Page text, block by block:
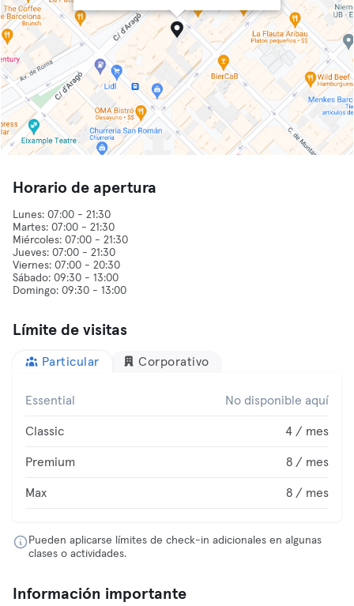
Horario de apertura
Lunes: 07:00 - 21:30
Martes: 07:00 - 21:30
Miércoles: 07:00 - 21:30
Jueves: 07:00 - 21:30
Viernes: 07:00 - 20:30
Sábado: 09:30 - 13:00
Límite de visitas
Particular Corporativo
Essential No disponible aquí
Classic 4 / mes
Premium 8 / mes
Max 8 / mes
Pueden aplicarse límites de check-in adicionales en algunas
clases o actividades.
Información importante